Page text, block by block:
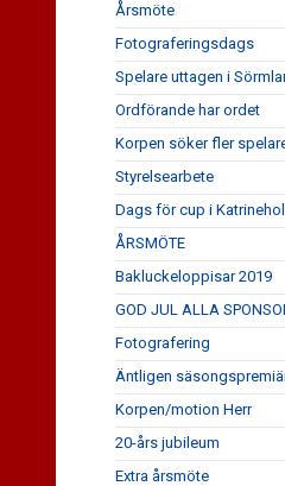
Årsmöte
Fotograferingsdags
Spelare uttagen i
Ordförande har ordet
Korpen söker fler
Styrelsearbete
Dags för cup i
ÅRSMÖTE
Bakluckeloppisar 2019
GOD JUL ALLA
Fotografering
Äntligen
Korpen/motion Herr
20-års jubileum
Extra årsmöte